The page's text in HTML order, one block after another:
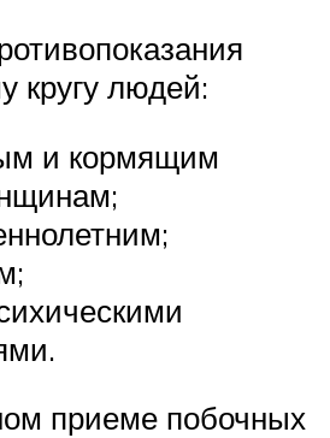
кругу людей:
и кормящим
приеме побочных